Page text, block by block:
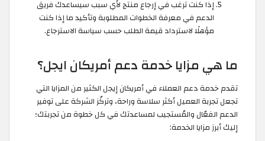
إذا كنت ترغب في إرجاع منتج لأي سبب سيساعدك فريق
الدعم في معرفة الخطوات المطلوبة وتأكيد ما إذا كنت
مؤهلًا لاسترداد قيمة الطلب حسب سياسة الاسترجاع.
ما هي مزايا خدمة دعم أمريكان ايجل؟
تقدم خدمة دعم العملاء في أمريكان إيجل الكثير من المزايا التي
تجعل تجربة العميل أكثر سلاسة وراحة، وتركّز الشركة على توفير
الدعم الفعّال والمُستجيب لمساعدتك في كل خطوة من تجربتك؛
إليك أبرز مزايا الخدمة: